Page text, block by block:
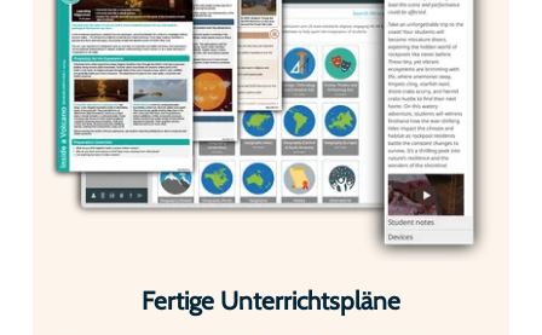
Fertige Unterrichtspläne